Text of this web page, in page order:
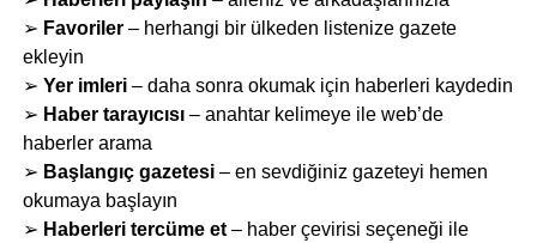
➢ Favoriler– herhangi bir ülkeden listenize gazete
ekleyin
➢ Yer imleri– daha sonra okumak için haberleri kaydedin
➢ Haber tarayıcısı– anahtar kelimeye ile web’de
haberler arama
➢ Başlangıç gazetesi– en sevdiğiniz gazeteyi hemen
okumaya başlayın
➢ Haberleri tercüme et– haber çevirisi seçeneği ile